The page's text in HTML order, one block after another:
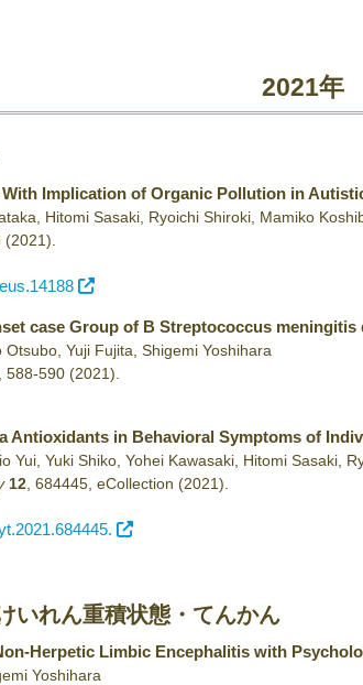
2021年
Implication of Organic Pollution in
Hitomi Sasaki, Ryoichi Shiroki, Mamiko
(2021)
case Group of B Streptococcus
Yuji Fujita, Shigemi Yoshihara
588-590 (2021)
Antioxidants in Behavioral Symptoms of
Yui, Yuki Shiko, Yohei Kawasaki, Hitomi Sasaki,
12 684445 eCollection (2021)
いれん重積状態・てんかん
Herpetic Limbic Encephalitis with
Yoshihara